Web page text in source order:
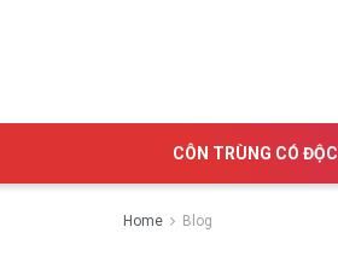
CÔN TRÙNG CÓ ĐỘC
Home Blog